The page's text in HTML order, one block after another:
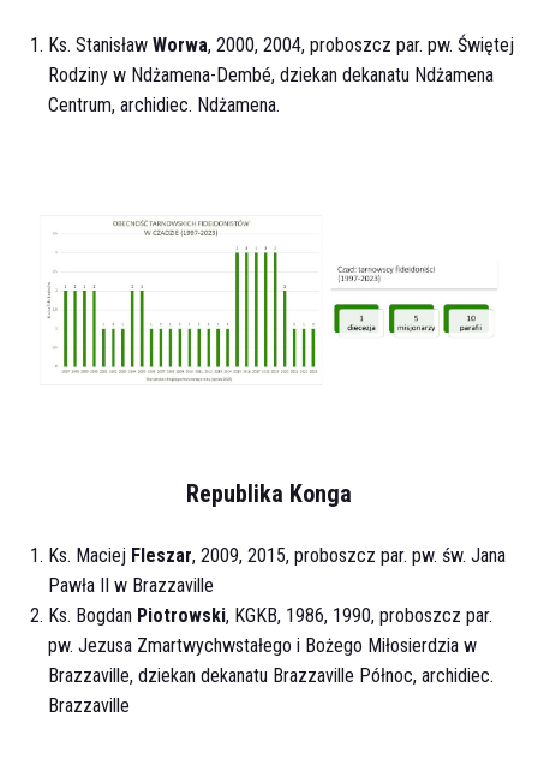
Ks. Stanisław Worwa, 2000, 2004, proboszcz par. pw. Świętej
Rodziny w Ndżamena-Dembé, dziekan dekanatu Ndżamena
Centrum, archidiec. Ndżamena.
Republika Konga
Ks. Maciej Fleszar, 2009, 2015, proboszcz par. pw. św. Jana
Pawła II w Brazzaville
Ks. Bogdan Piotrowski, KGKB, 1986, 1990, proboszcz par.
pw. Jezusa Zmartwychwstałego i Bożego Miłosierdzia w
Brazzaville, dziekan dekanatu Brazzaville Północ, archidiec.
Brazzaville